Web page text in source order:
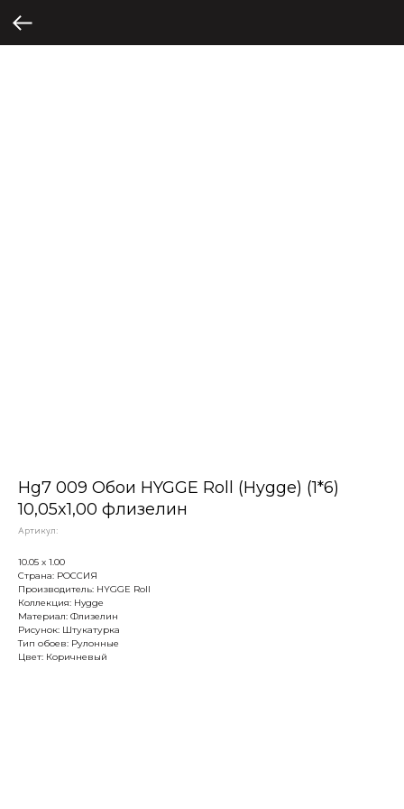
Hg7 009 Обои HYGGE Roll (Hygge) (1*6)
10,05x1,00 флизелин
Артикул:
10.05 х 1.00
Страна: РОССИЯ
Производитель: HYGGE Roll
Коллекция: Hygge
Материал: Флизелин
Рисунок: Штукатурка
Тип обоев: Рулонные
Цвет: Коричневый